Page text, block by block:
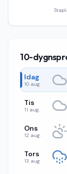
10-
Idag
10 aug.
Tis
11 aug.
Ons
12 aug.
Tors
13 aug.